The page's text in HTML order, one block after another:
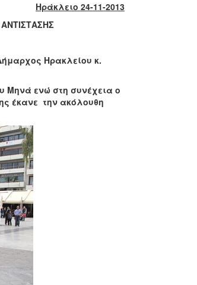
Ηράκλειο 24-11-2013
Ηρακλείου κ.
Μηνά ενώ στη συνέχεια ο
έκανε την ακόλουθη